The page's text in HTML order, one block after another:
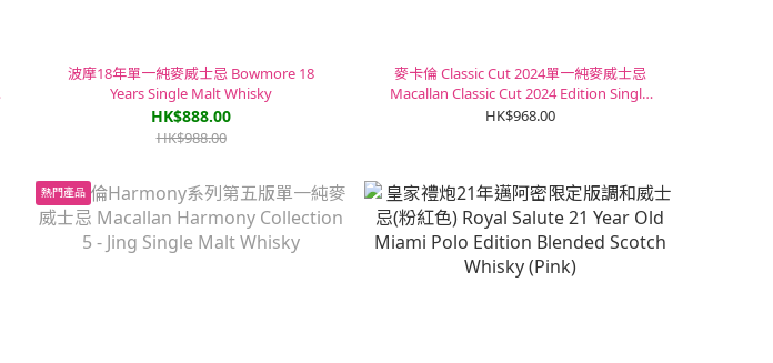
波摩18年單一純麥威士忌 Bowmore 18
Years Single Malt Whisky
HK$888.00
HK$988.00
麥卡倫 Classic Cut 2024單一純麥威士忌
Macallan Classic Cut 2024 Edition Single
Malt Whisky
HK$968.00
熱門產品